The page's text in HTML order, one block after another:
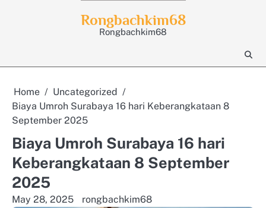
Rongbachkim68
Rongbachkim68
Home
Uncategorized
Biaya Umroh Surabaya 16 hari Keberangkataan 8
September 2025
Biaya Umroh Surabaya 16 hari
Keberangkataan 8 September
2025
May 28, 2025 rongbachkim68